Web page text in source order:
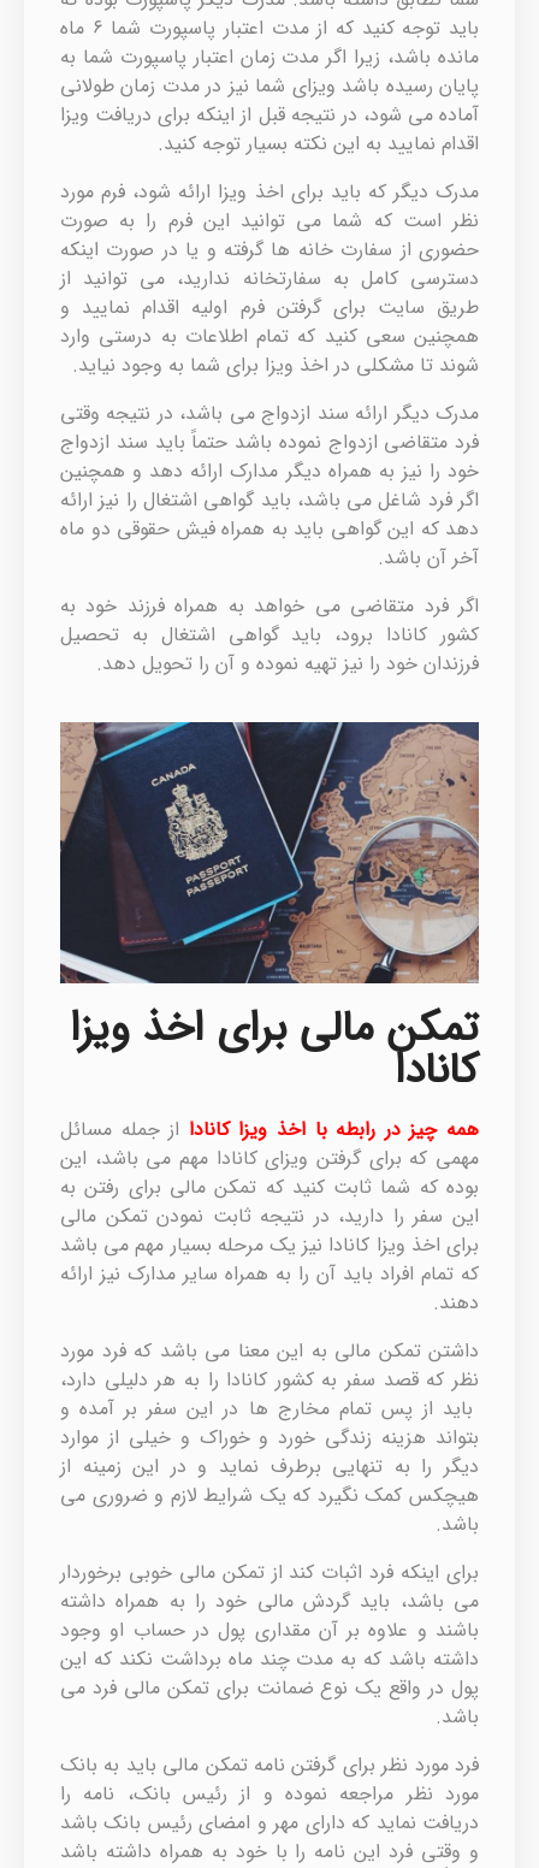
باید توجه کنید که از مدت اعتبار پاسپورت شما ۶ ماه
مانده باشد، زیرا اگر مدت زمان اعتبار پاسپورت شما به
پایان رسیده باشد ویزای شما نیز در مدت زمان طولانی
آماده می شود، در نتیجه قبل از اینکه برای دریافت ویزا
اقدام نمایید به این نکته بسیار توجه کنید.
مدرک دیگر که باید برای اخذ ویزا ارائه شود، فرم مورد
نظر است که شما می توانید این فرم را به صورت
حضوری از سفارت خانه ها گرفته و یا در صورت اینکه
دسترسی کامل به سفارتخانه ندارید، می توانید از
طریق سایت برای گرفتن فرم اولیه اقدام نمایید و
همچنین سعی کنید که تمام اطلاعات به درستی وارد
شوند تا مشکلی در اخذ ویزا برای شما به وجود نیاید.
مدرک دیگر ارائه سند ازدواج می باشد، در نتیجه وقتی
فرد متقاضی ازدواج نموده باشد حتماً باید سند ازدواج
خود را نیز به همراه دیگر مدارک ارائه دهد و همچنین
اگر فرد شاغل می باشد، باید گواهی اشتغال را نیز ارائه
دهد که این گواهی باید به همراه فیش حقوقی دو ماه
آخر آن باشد.
اگر فرد متقاضی می خواهد به همراه فرزند خود به
کشور کانادا برود، باید گواهی اشتغال به تحصیل
فرزندان خود را نیز تهیه نموده و آن را تحویل دهد.
تمکن مالی برای اخذ ویزا
کانادا
همه چیز در رابطه با اخذ ویزا کانادا از جمله مسائل
مهمی که برای گرفتن ویزای کانادا مهم می باشد، این
بوده که شما ثابت کنید که تمکن مالی برای رفتن به
این سفر را دارید، در نتیجه ثابت نمودن تمکن مالی
برای اخذ ویزا کانادا نیز یک مرحله بسیار مهم می باشد
که تمام افراد باید آن را به همراه سایر مدارک نیز ارائه
دهند.
داشتن تمکن مالی به این معنا می باشد که فرد مورد
نظر که قصد سفر به کشور کانادا را به هر دلیلی دارد،
باید از پس تمام مخارج ها در این سفر بر آمده و
بتواند هزینه زندگی خورد و خوراک و خیلی از موارد
دیگر را به تنهایی برطرف نماید و در این زمینه از
هیچکس کمک نگیرد که یک شرایط لازم و ضروری می
باشد.
برای اینکه فرد اثبات کند از تمکن مالی خوبی برخوردار
می باشد، باید گردش مالی خود را به همراه داشته
باشند و علاوه بر آن مقداری پول در حساب او وجود
داشته باشد که به مدت چند ماه برداشت نکند که این
پول در واقع یک نوع ضمانت برای تمکن مالی فرد می
باشد.
فرد مورد نظر برای گرفتن نامه تمکن مالی باید به بانک
مورد نظر مراجعه نموده و از رئیس بانک، نامه را
دریافت نماید که دارای مهر و امضای رئیس بانک باشد
و وقتی فرد این نامه را با خود به همراه داشته باشد